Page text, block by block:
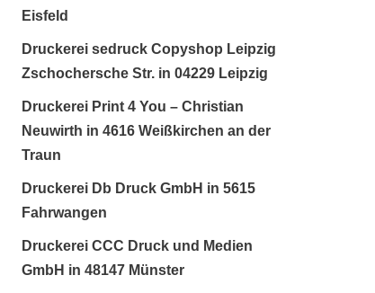
Eisfeld
Druckerei sedruck Copyshop Leipzig
Zschochersche Str. in 04229 Leipzig
Druckerei Print 4 You – Christian
Neuwirth in 4616 Weißkirchen an der
Traun
Druckerei Db Druck GmbH in 5615
Fahrwangen
Druckerei CCC Druck und Medien
GmbH in 48147 Münster